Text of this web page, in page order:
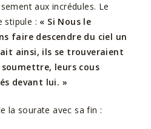
aux incrédules. Le
stipule : « Si Nous le
faire descendre du ciel un
ainsi, ils se trouveraient
leurs cous
devant lui. »
la sourate avec sa fin :